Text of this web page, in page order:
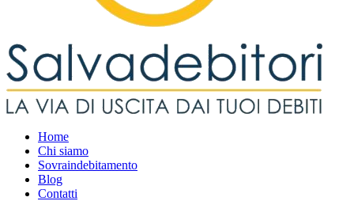
Home
Chi siamo
Sovraindebitamento
Blog
Contatti